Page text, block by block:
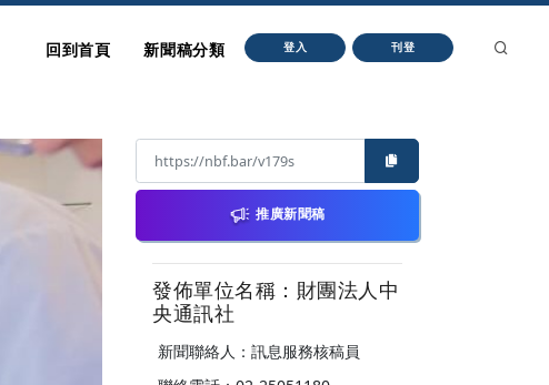
回到首頁 新聞稿分類 登入 刊登
推廣新聞稿
發佈單位名稱：財團法人中
央通訊社
新聞聯絡人：訊息服務核稿員